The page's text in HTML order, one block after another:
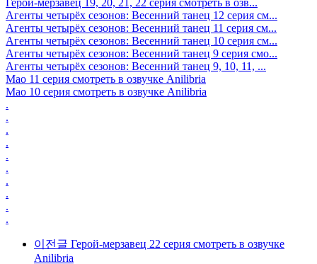
Агенты четырёх сезонов: Весенний танец 12 серия см...
Агенты четырёх сезонов: Весенний танец 11 серия см...
Агенты четырёх сезонов: Весенний танец 10 серия см...
Агенты четырёх сезонов: Весенний танец 9 серия смо...
Агенты четырёх сезонов: Весенний танец 9, 10, 11, ...
Мао 11 серия смотреть в озвучке Anilibria
Мао 10 серия смотреть в озвучке Anilibria
.
.
.
.
.
.
.
.
.
.
이전글 Герой-мерзавец 22 серия смотреть в озвучке
Anilibria